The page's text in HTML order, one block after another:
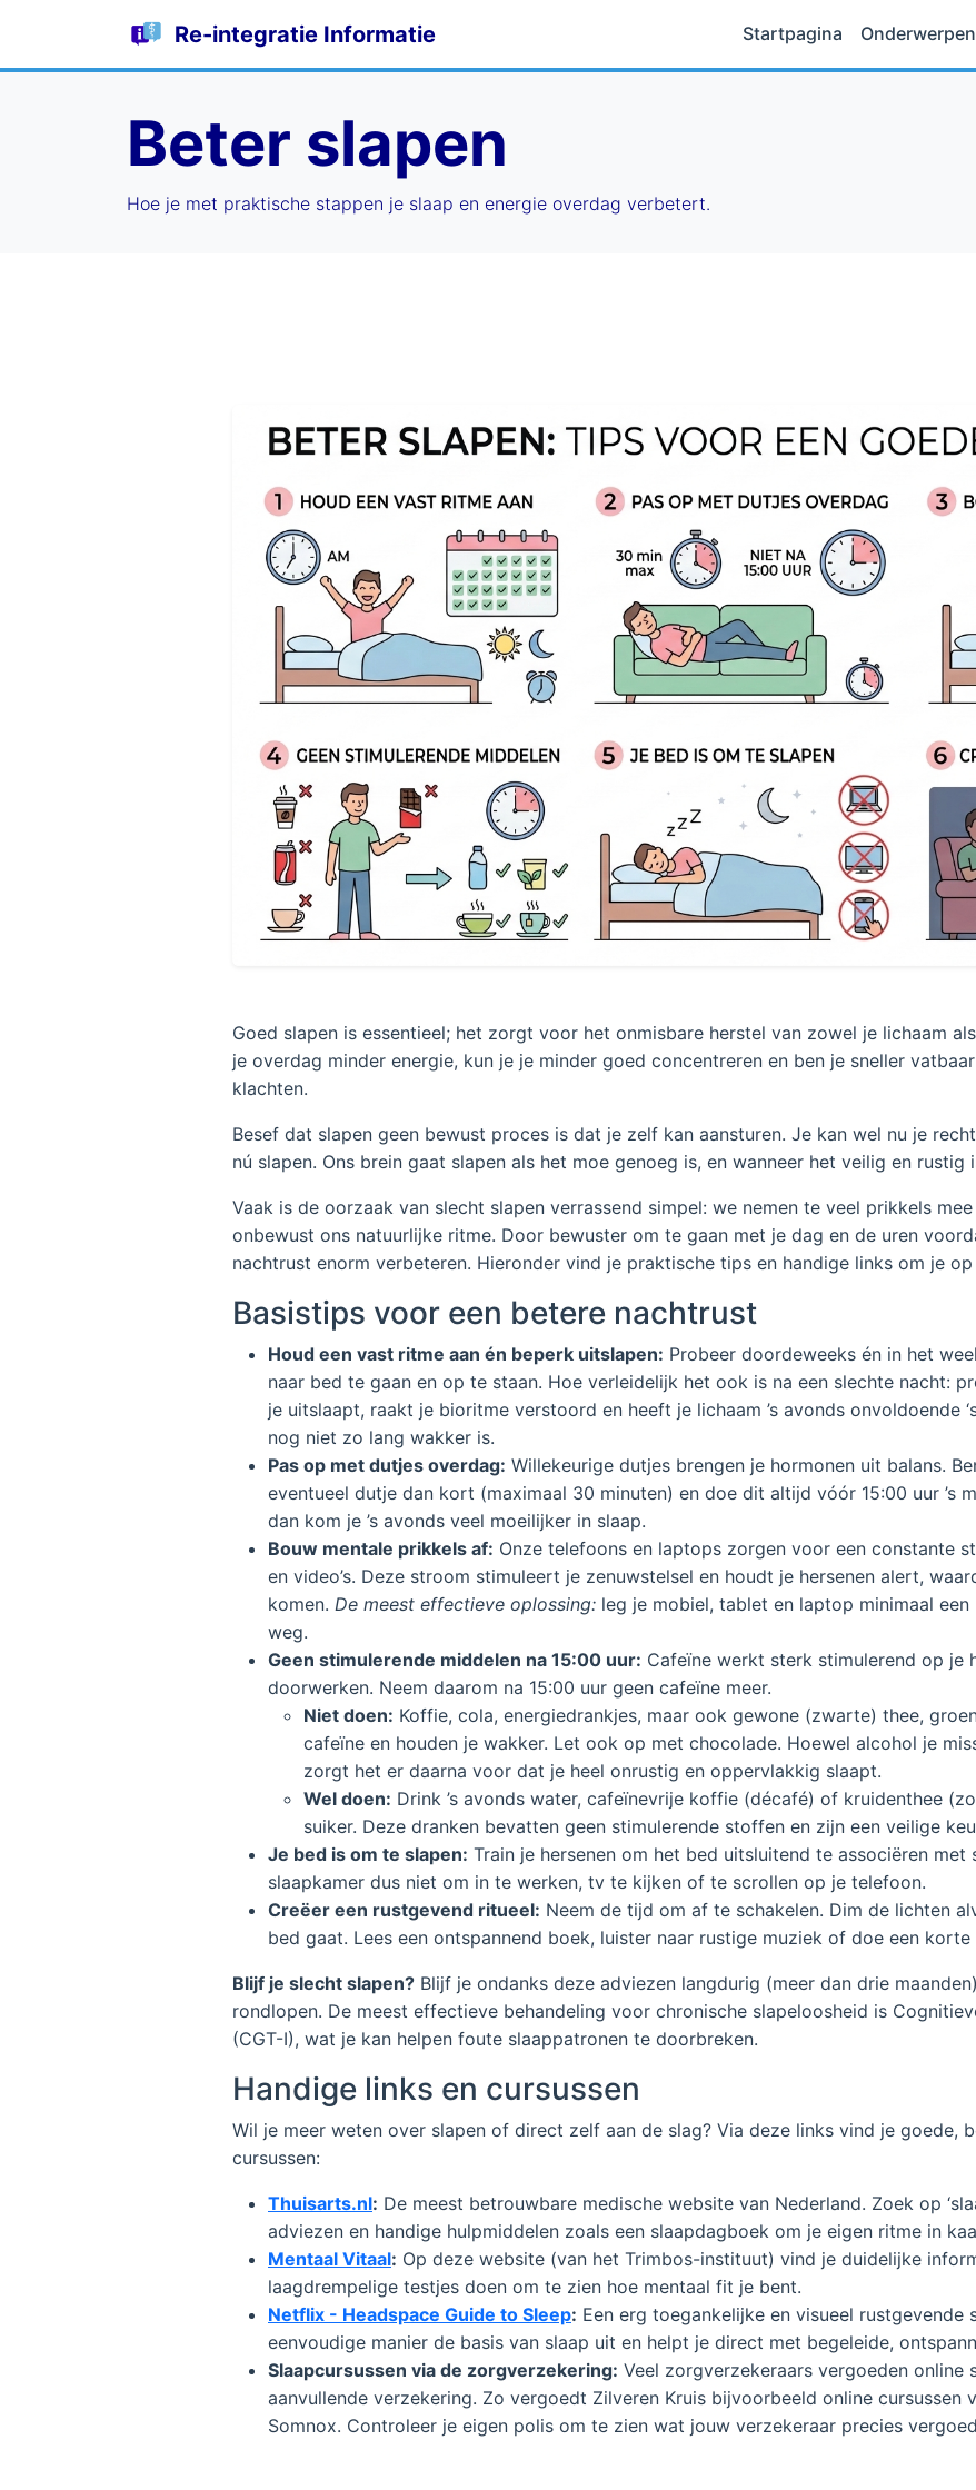
Re-integratie Informatie Startpagina Onderwerpen
Beter slapen
Hoe je met praktische stappen je slaap en energie overdag verbetert.
Goed slapen is essentieel; het zorgt voor het onmisbare herstel van zowel je lichaam
je overdag minder energie, kun je je minder goed concentreren en ben je sneller
klachten.
Besef dat slapen geen bewust proces is dat je zelf kan aansturen. Je kan wel nu je
nú slapen. Ons brein gaat slapen als het moe genoeg is, en wanneer het veilig en rustig
Vaak is de oorzaak van slecht slapen verrassend simpel: we nemen te veel prikkels
onbewust ons natuurlijke ritme. Door bewuster om te gaan met je dag en de uren
nachtrust enorm verbeteren. Hieronder vind je praktische tips en handige links om je
Basistips voor een betere nachtrust
Houd een vast ritme aan én beperk uitslapen: Probeer doordeweeks én in het
naar bed te gaan en op te staan. Hoe verleidelijk het ook is na een slechte nacht:
je uitslaapt, raakt je bioritme verstoord en heeft je lichaam ’s avonds onvoldoende
nog niet zo lang wakker is.
Pas op met dutjes overdag: Willekeurige dutjes brengen je hormonen uit balans.
eventueel dutje dan kort (maximaal 30 minuten) en doe dit altijd vóór 15:00 uur ’s
dan kom je ’s avonds veel moeilijker in slaap.
Bouw mentale prikkels af: Onze telefoons en laptops zorgen voor een constante
en video’s. Deze stroom stimuleert je zenuwstelsel en houdt je hersenen alert,
komen. De meest effectieve oplossing: leg je mobiel, tablet en laptop minimaal
weg.
Geen stimulerende middelen na 15:00 uur: Cafeïne werkt sterk stimulerend op je
doorwerken. Neem daarom na 15:00 uur geen cafeïne meer.
Niet doen: Koffie, cola, energiedrankjes, maar ook gewone (zwarte) thee,
cafeïne en houden je wakker. Let ook op met chocolade. Hoewel alcohol je
zorgt het er daarna voor dat je heel onrustig en oppervlakkig slaapt.
Wel doen: Drink ’s avonds water, cafeïnevrije koffie (décafé) of kruidenthee
suiker. Deze dranken bevatten geen stimulerende stoffen en zijn een veilige
Je bed is om te slapen: Train je hersenen om het bed uitsluitend te associëren
slaapkamer dus niet om in te werken, tv te kijken of te scrollen op je telefoon.
Creëer een rustgevend ritueel: Neem de tijd om af te schakelen. Dim de lichten
bed gaat. Lees een ontspannend boek, luister naar rustige muziek of doe een
Blijf je slecht slapen? Blijf je ondanks deze adviezen langdurig (meer dan drie
rondlopen. De meest effectieve behandeling voor chronische slapeloosheid is
(CGT-I), wat je kan helpen foute slaappatronen te doorbreken.
Handige links en cursussen
Wil je meer weten over slapen of direct zelf aan de slag? Via deze links vind je goede,
cursussen:
Thuisarts.nl: De meest betrouwbare medische website van Nederland. Zoek op
adviezen en handige hulpmiddelen zoals een slaapdagboek om je eigen ritme in
Mentaal Vitaal: Op deze website (van het Trimbos-instituut) vind je duidelijke
laagdrempelige testjes doen om te zien hoe mentaal fit je bent.
Netflix - Headspace Guide to Sleep: Een erg toegankelijke en visueel
eenvoudige manier de basis van slaap uit en helpt je direct met begeleide,
Slaapcursussen via de zorgverzekering: Veel zorgverzekeraars vergoeden online
aanvullende verzekering. Zo vergoedt Zilveren Kruis bijvoorbeeld online cursussen
Somnox. Controleer je eigen polis om te zien wat jouw verzekeraar precies